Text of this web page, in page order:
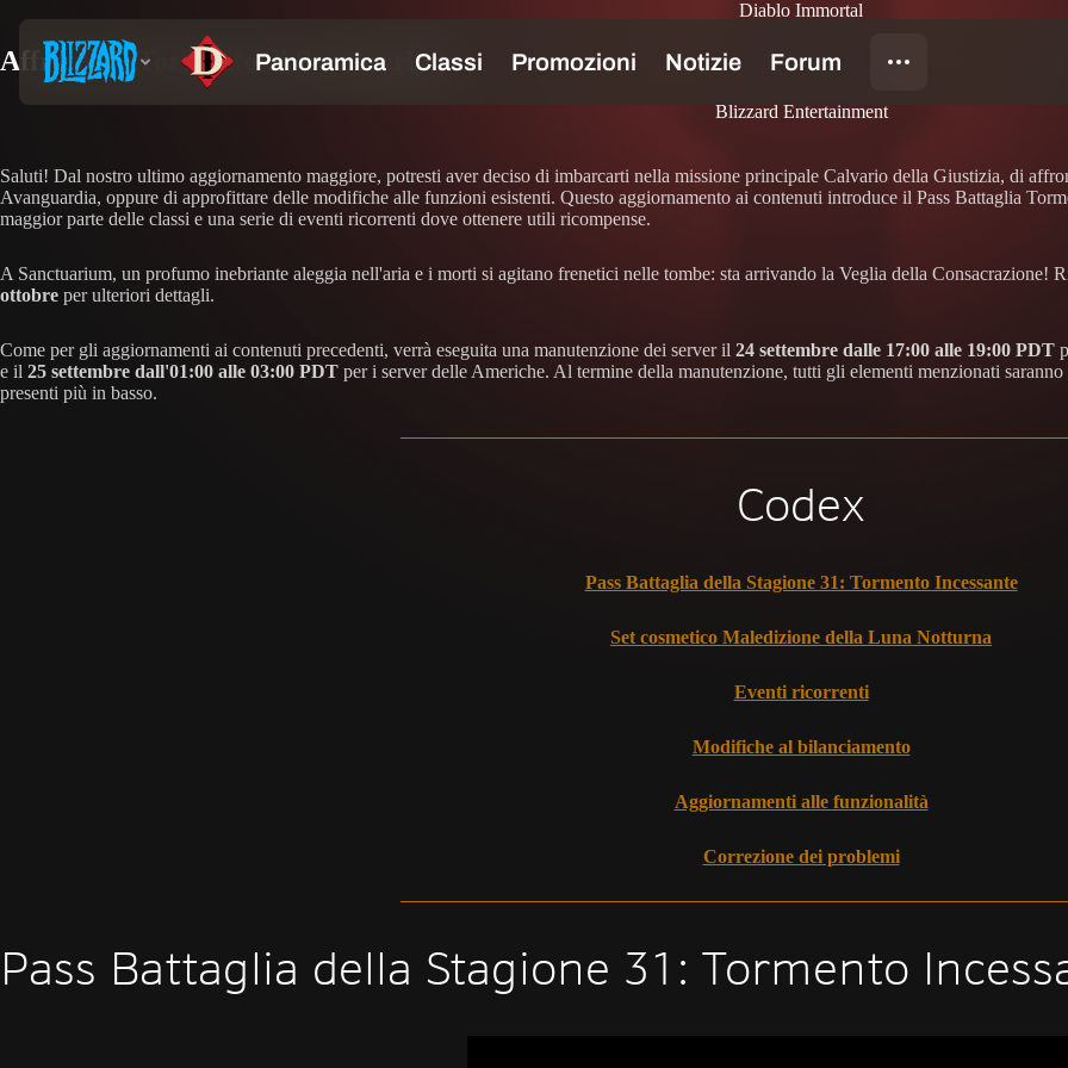
Diablo Immortal
Affronta il Tormento di Sanctuarium
Blizzard Entertainment
Saluti! Dal nostro ultimo aggiornamento maggiore, potresti aver deciso di imbarcarti nella missione principale Calvario della Giustizia, di
Avanguardia, oppure di approfittare delle modifiche alle funzioni esistenti. Questo aggiornamento ai contenuti introduce il Pass Battaglia
maggior parte delle classi e una serie di eventi ricorrenti dove ottenere utili ricompense.
A Sanctuarium, un profumo inebriante aleggia nell'aria e i morti si agitano frenetici nelle tombe: sta arrivando la Veglia della
ottobre per ulteriori dettagli.
Come per gli aggiornamenti ai contenuti precedenti, verrà eseguita una manutenzione dei server il 24 settembre dalle 17:00 alle 19:00 PDT
e il 25 settembre dall'01:00 alle 03:00 PDT per i server delle Americhe. Al termine della manutenzione, tutti gli elementi menzionati
presenti più in basso.
Codex
Pass Battaglia della Stagione 31: Tormento Incessante
Set cosmetico Maledizione della Luna Notturna
Eventi ricorrenti
Modifiche al bilanciamento
Aggiornamenti alle funzionalità
Correzione dei problemi
Pass Battaglia della Stagione 31: Tormento